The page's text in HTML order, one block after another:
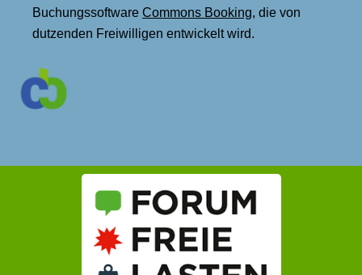
Buchungssoftware Commons Booking, die von
dutzenden Freiwilligen entwickelt wird.